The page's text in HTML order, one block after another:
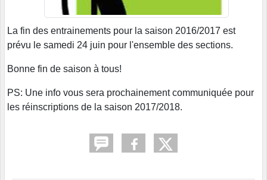
La fin des entrainements pour la saison 2016/2017 est
prévu le samedi 24 juin pour l'ensemble des sections.
Bonne fin de saison à tous!
PS: Une info vous sera prochainement communiquée pour
les réinscriptions de la saison 2017/2018.